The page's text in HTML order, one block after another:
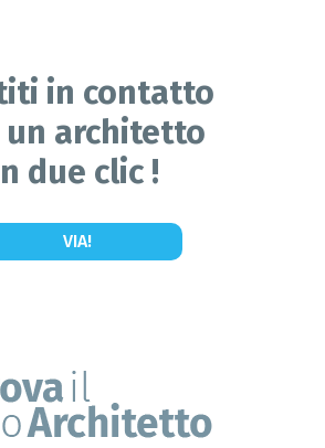
in contatto
un architetto
due clic !
VIA!